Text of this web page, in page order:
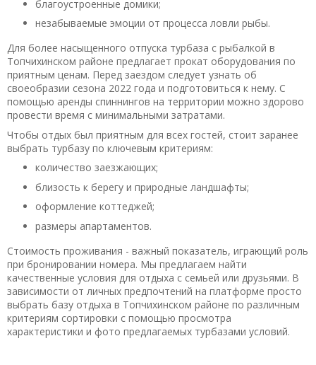
благоустроенные домики;
незабываемые эмоции от процесса ловли рыбы.
Для более насыщенного отпуска турбаза с рыбалкой в
Топчихинском районе предлагает прокат оборудования по
приятным ценам. Перед заездом следует узнать об
своеобразии сезона 2022 года и подготовиться к нему. С
помощью аренды спиннингов на территории можно здорово
провести время с минимальными затратами.
Чтобы отдых был приятным для всех гостей, стоит заранее
выбрать турбазу по ключевым критериям:
количество заезжающих;
близость к берегу и природные ландшафты;
оформление коттеджей;
размеры апартаментов.
Стоимость проживания - важный показатель, играющий роль
при бронировании номера. Мы предлагаем найти
качественные условия для отдыха с семьей или друзьями. В
зависимости от личных предпочтений на платформе просто
выбрать базу отдыха в Топчихинском районе по различным
критериям сортировки с помощью просмотра
характеристики и фото предлагаемых турбазами условий.